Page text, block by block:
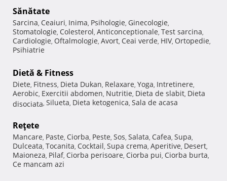
Sănătate
Sarcina, Ceaiuri, Inima, Psihologie, Ginecologie,
Stomatologie, Colesterol, Anticonceptionale, Test sarcina,
Cardiologie, Oftalmologie, Avort, Ceai verde, HIV, Ortopedie,
Psihiatrie
Dietă & Fitness
Diete, Fitness, Dieta Dukan, Relaxare, Yoga, Intretinere,
Aerobic, Exercitii abdomen, Nutritie, Dieta de slabit, Dieta
disociata, Silueta, Dieta ketogenica, Sala de acasa
Reţete
Mancare, Paste, Ciorba, Peste, Sos, Salata, Cafea, Supa,
Dulceata, Tocanita, Cocktail, Supa crema, Aperitive, Desert,
Maioneza, Pilaf, Ciorba perisoare, Ciorba pui, Ciorba burta,
Ce mancam azi